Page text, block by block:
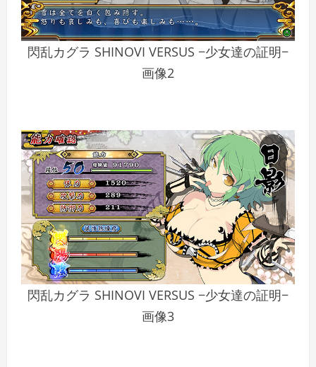
閃乱カグラ SHINOVI VERSUS −少女達の証明−
画像2
閃乱カグラ SHINOVI VERSUS −少女達の証明−
画像3